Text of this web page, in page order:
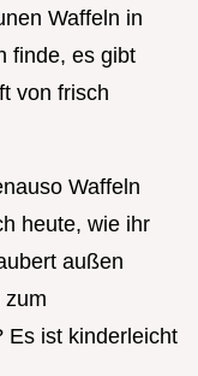
Waffeln in
finde, es gibt
von frisch
Waffeln
heute, wie ihr
außen
zum
Es ist kinderleicht